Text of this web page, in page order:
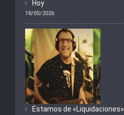
Hoy
18/05/2026
Estamos de «Liquidaciones»